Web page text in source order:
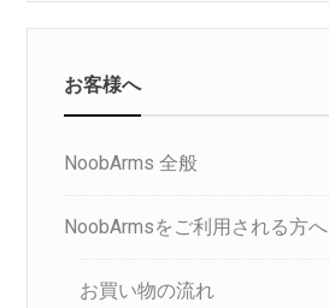
お客様へ
NoobArms 全般
NoobArmsをご利用される方へ
お買い物の流れ